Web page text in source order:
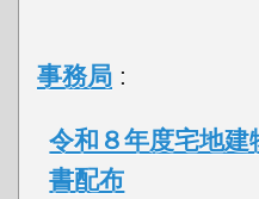
事務局 :
令和８年度宅地
書配布